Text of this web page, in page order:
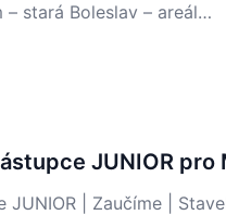
stará Boleslav – areál…
JUNIOR pro
JUNIOR | Zaučíme |